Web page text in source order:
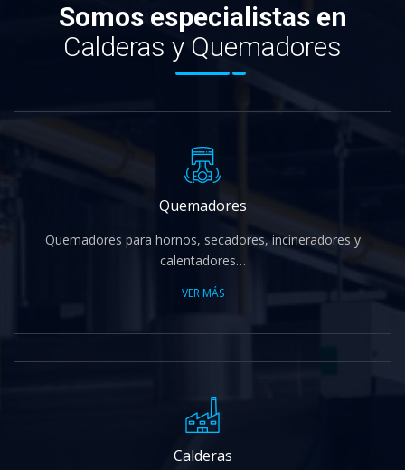
Somos especialistas en
Calderas y Quemadores
Quemadores
Quemadores para hornos, secadores, incineradores y
calentadores…
VER MÁS
Calderas